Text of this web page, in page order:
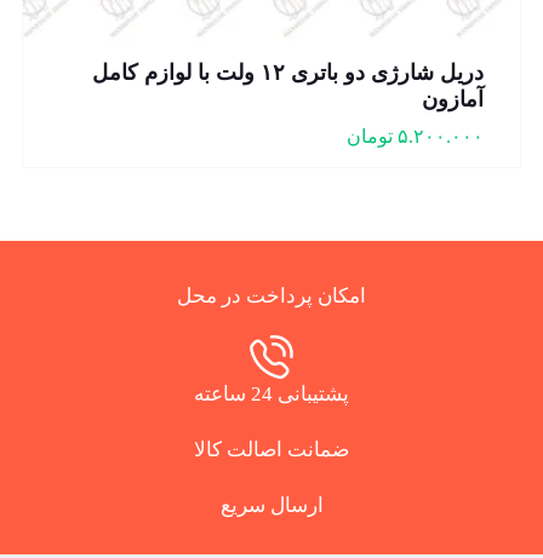
دریل شارژی دو باتری ۱۲ ولت با لوازم کامل
آمازون
۵.۲۰۰.۰۰۰ تومان
امکان پرداخت در محل
پشتیبانی 24 ساعته
ضمانت اصالت کالا
ارسال سریع